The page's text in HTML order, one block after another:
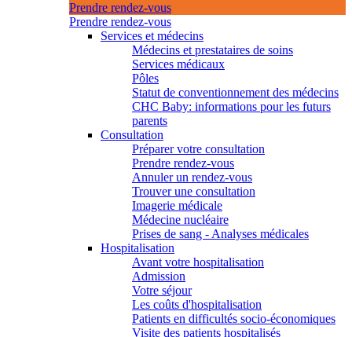
Prendre rendez-vous
Prendre rendez-vous
Services et médecins
Médecins et prestataires de soins
Services médicaux
Pôles
Statut de conventionnement des médecins
CHC Baby: informations pour les futurs
parents
Consultation
Préparer votre consultation
Prendre rendez-vous
Annuler un rendez-vous
Trouver une consultation
Imagerie médicale
Médecine nucléaire
Prises de sang - Analyses médicales
Hospitalisation
Avant votre hospitalisation
Admission
Votre séjour
Les coûts d'hospitalisation
Patients en difficultés socio-économiques
Visite des patients hospitalisés